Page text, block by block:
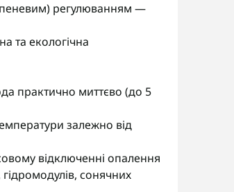
регулюванням —
та екологічна
практично миттєво (до 5
залежно від
відключенні опалення
сонячних